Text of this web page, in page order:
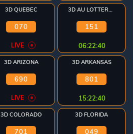
3D QUEBEC
070
LIVE
151
06:22:40
3D ARIZONA
690
LIVE
3D ARKANSAS
801
15:22:40
3D COLORADO
701
3D FLORIDA
049